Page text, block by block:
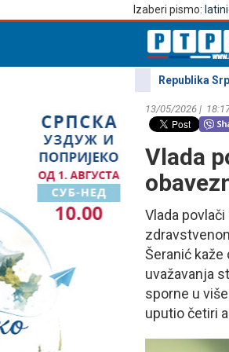
Izaberi pismo:
Republika
13/05/2026 |
Vlada
Vlada
Šeranić
uvažavanja
sporne u
uputio četiri